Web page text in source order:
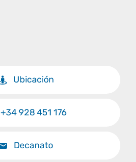
Ubicación
+34 928 451 176
Decanato